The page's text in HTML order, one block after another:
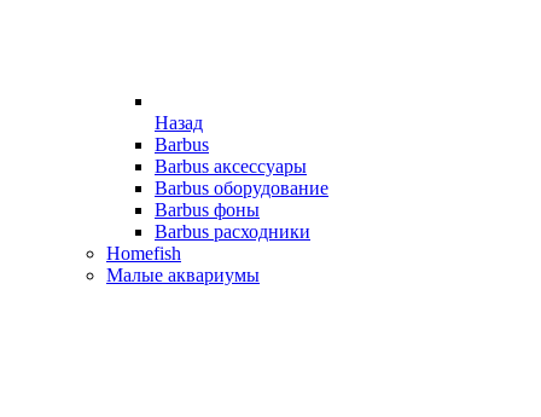
Назад
Barbus
Barbus аксессуары
Barbus оборудование
Barbus фоны
Barbus расходники
Homefish
Малые аквариумы